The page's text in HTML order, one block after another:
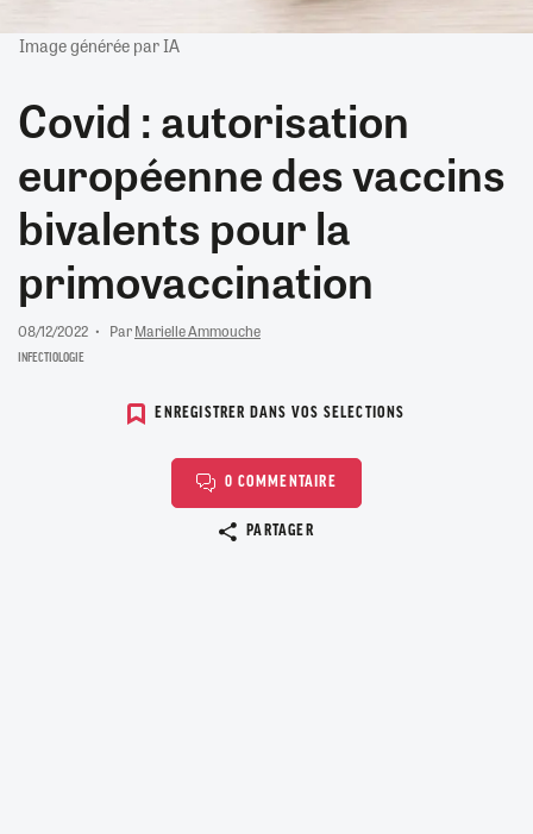
Image générée par IA
Covid : autorisation
européenne des vaccins
bivalents pour la
primovaccination
08/12/2022 ParMarielle Ammouche
INFECTIOLOGIE
ENREGISTRER DANS VOS SELECTIONS
0 COMMENTAIRE
PARTAGER